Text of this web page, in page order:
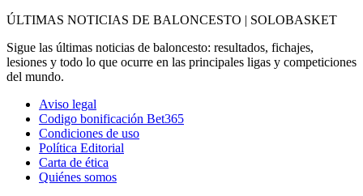
ÚLTIMAS NOTICIAS DE BALONCESTO | SOLOBASKET
Sigue las últimas noticias de baloncesto: resultados, fichajes,
lesiones y todo lo que ocurre en las principales ligas y competiciones
del mundo.
Aviso legal
Codigo bonificación Bet365
Condiciones de uso
Política Editorial
Carta de ética
Quiénes somos